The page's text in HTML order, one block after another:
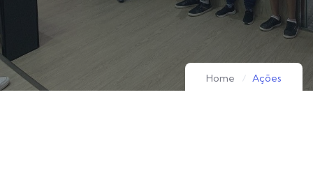
Home Ações